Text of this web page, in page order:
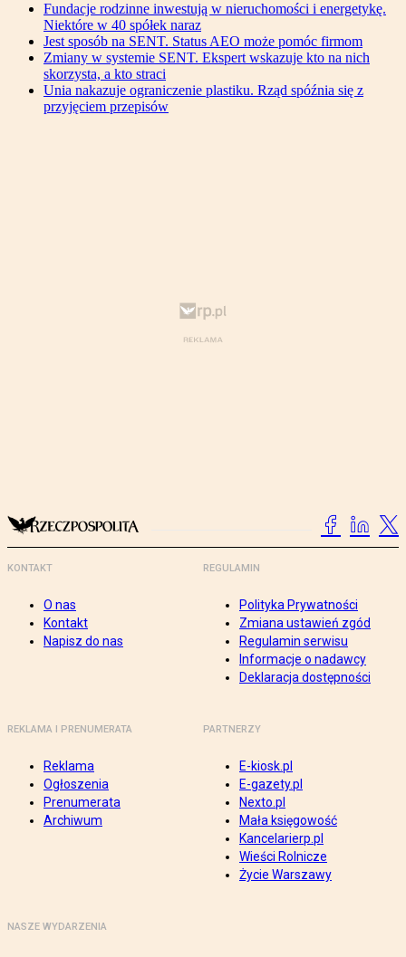
Fundacje rodzinne inwestują w nieruchomości i energetykę.
Niektóre w 40 spółek naraz
Jest sposób na SENT. Status AEO może pomóc firmom
Zmiany w systemie SENT. Ekspert wskazuje kto na nich
skorzysta, a kto straci
Unia nakazuje ograniczenie plastiku. Rząd spóźnia się z
przyjęciem przepisów
KONTAKT
O nas
Kontakt
Napisz do nas
REGULAMIN
Polityka Prywatności
Zmiana ustawień zgód
Regulamin serwisu
Informacje o nadawcy
Deklaracja dostępności
REKLAMA I PRENUMERATA
Reklama
Ogłoszenia
Prenumerata
Archiwum
PARTNERZY
E-kiosk.pl
E-gazety.pl
Nexto.pl
Mała księgowość
Kancelarierp.pl
Wieści Rolnicze
Życie Warszawy
NASZE WYDARZENIA